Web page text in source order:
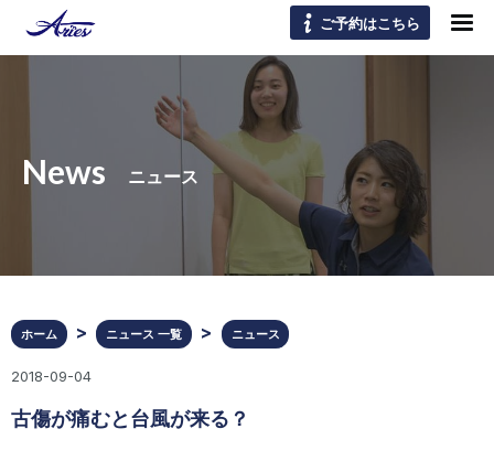
ご予約はこちら
News ニュース
ホーム ニュース 一覧 ニュース
2018-09-04
古傷が痛むと台風が来る？